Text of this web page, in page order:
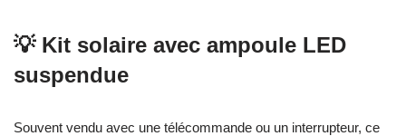
💡 Kit solaire avec ampoule LED
suspendue
Souvent vendu avec une télécommande ou un interrupteur, ce